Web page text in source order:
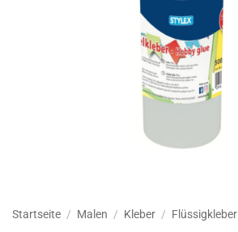
Startseite / Malen / Kleber / Flüssigkleber